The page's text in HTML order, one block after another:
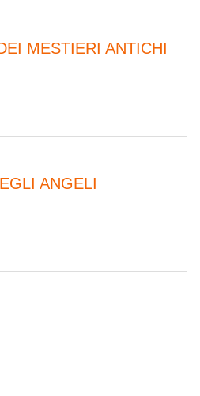
MESTIERI ANTICHI
ANGELI